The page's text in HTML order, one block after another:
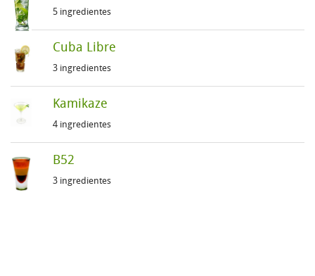
5 ingredientes
Cuba Libre
3 ingredientes
Kamikaze
4 ingredientes
B52
3 ingredientes